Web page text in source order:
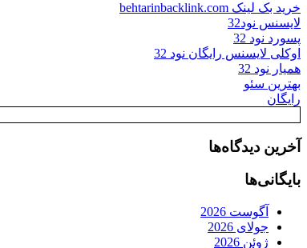
خرید بک لینک behtarinbacklink.com
لایسنس نود32
پسورد نود 32
اوکلی لایسنس رایگان نود 32
همیار نود 32
بهترین سئو
رایگان
آخرین دیدگاه‌ها
بایگانی‌ها
آگوست 2026
جولای 2026
ژوئن 2026